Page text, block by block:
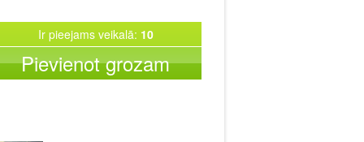
Ir pieejams veikalā: 10
Pievienot grozam